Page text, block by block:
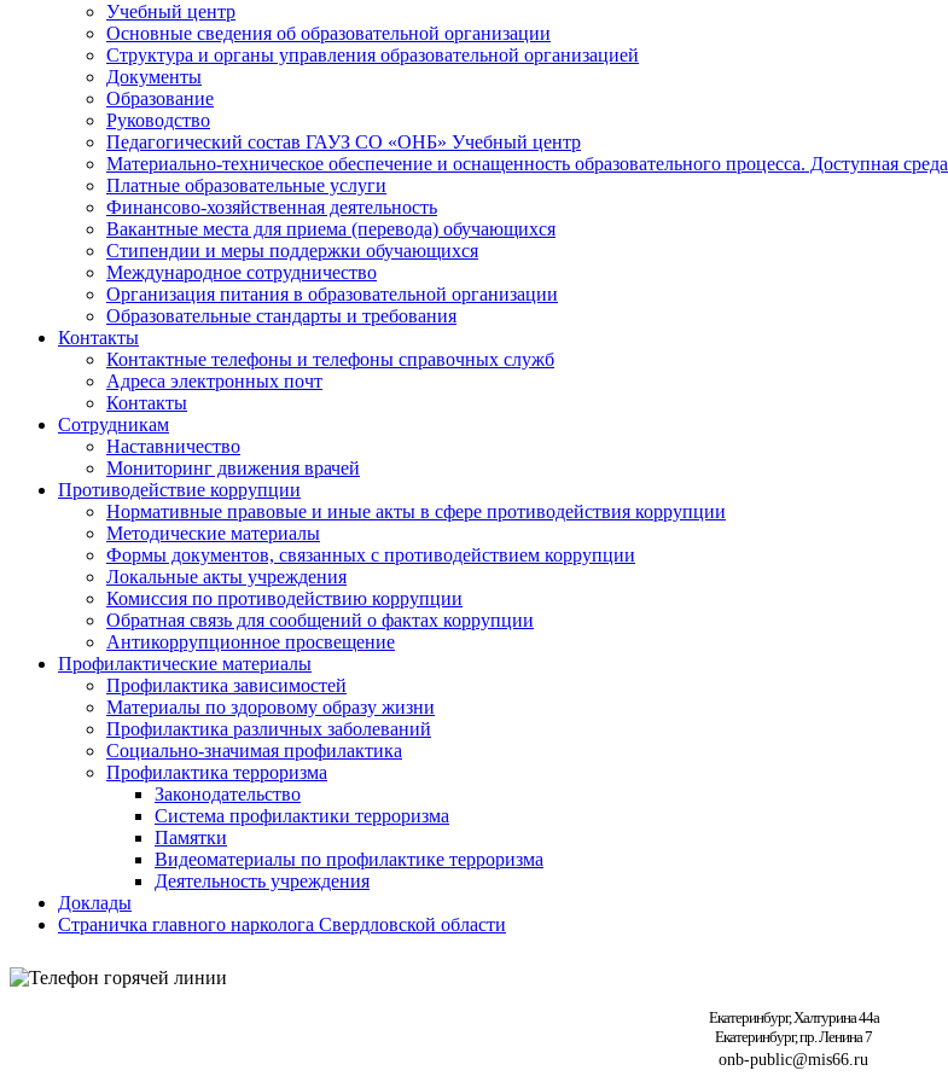
Учебный центр
Основные сведения об образовательной организации
Структура и органы управления образовательной организацией
Документы
Образование
Руководство
Педагогический состав ГАУЗ СО «ОНБ» Учебный центр
Материально-техническое обеспечение и оснащенность образовательного процесса. Доступная среда
Платные образовательные услуги
Финансово-хозяйственная деятельность
Вакантные места для приема (перевода) обучающихся
Стипендии и меры поддержки обучающихся
Международное сотрудничество
Организация питания в образовательной организации
Образовательные стандарты и требования
Контакты
Контактные телефоны и телефоны справочных служб
Адреса электронных почт
Контакты
Сотрудникам
Наставничество
Мониторинг движения врачей
Противодействие коррупции
Нормативные правовые и иные акты в сфере противодействия коррупции
Методические материалы
Формы документов, связанных с противодействием коррупции
Локальные акты учреждения
Комиссия по противодействию коррупции
Обратная связь для сообщений о фактах коррупции
Антикоррупционное просвещение
Профилактические материалы
Профилактика зависимостей
Материалы по здоровому образу жизни
Профилактика различных заболеваний
Социально-значимая профилактика
Профилактика терроризма
Законодательство
Система профилактики терроризма
Памятки
Видеоматериалы по профилактике терроризма
Деятельность учреждения
Доклады
Страничка главного нарколога Свердловской области
Екатеринбург, Халтурина 44а
Екатеринбург, пр. Ленина 7
onb-public@mis66.ru